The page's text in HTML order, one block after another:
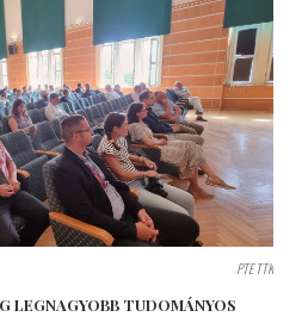
PTE TTK
LEGNAGYOBB TUDOMÁNYOS